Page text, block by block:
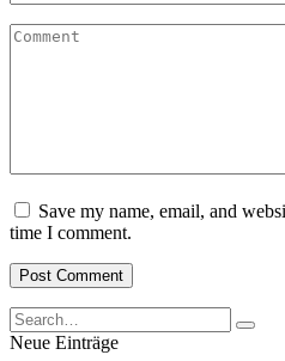
Comment
Save my name, email, and
time I comment.
Search
for:
Neue Einträge